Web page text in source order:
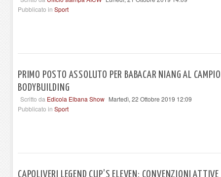
Pubblicato in Sport
PRIMO POSTO ASSOLUTO PER BABACAR NIANG AL
BODYBUILDING
Scritto da Edicola Elbana Show Martedì, 22 Ottobre 2019 12:09
Pubblicato in Sport
CAPOLIVERI LEGEND CUP’S ELEVEN: CONVENZIONI